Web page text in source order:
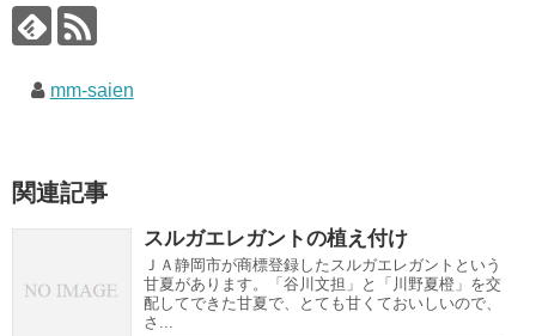
mm-saien
関連記事
スルガエレガントの植え付け
ＪＡ静岡市が商標登録したスルガエレガントという
甘夏があります。「谷川文担」と「川野夏橙」を交
配してできた甘夏で、とても甘くておいしいので、
さ...